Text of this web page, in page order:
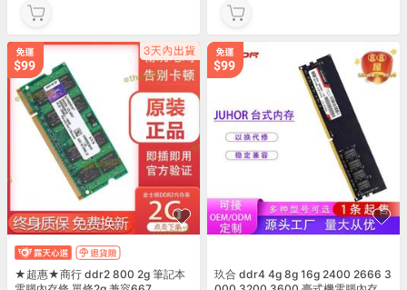
★超惠★商行 ddr2 800 2g 筆記本
玖合 ddr4 4g 8g 16g 2400 2666 3